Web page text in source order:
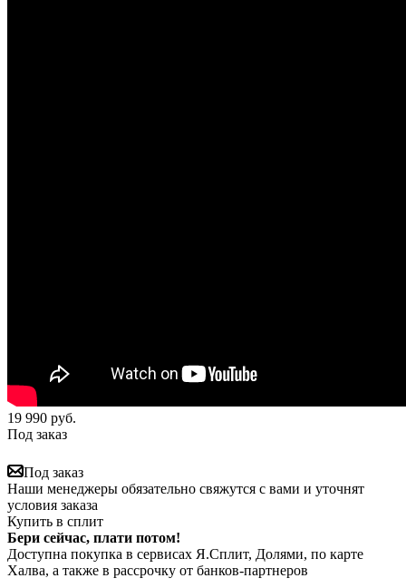
19 990 руб.
Под заказ
Под заказ
Наши менеджеры обязательно свяжутся с вами и уточнят
условия заказа
Купить в сплит
Бери сейчас, плати потом!
Доступна покупка в сервисах Я.Сплит, Долями, по карте
Халва, а также в рассрочку от банков-партнеров